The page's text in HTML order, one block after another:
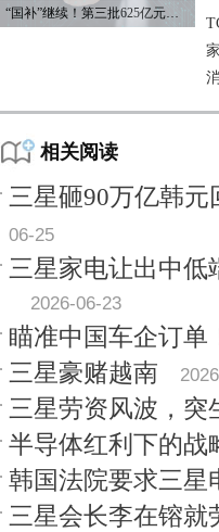
“国补”继续！第三批625亿元资金已下达
相关阅读
三星砸90万亿韩
06-25
三星家电让出中
2026-06-23
瞄准中国车企订单
三星豪赌越南
三星劳资风波，突
半导体红利下的战
韩国法院要求三星
三星会长李在镕就